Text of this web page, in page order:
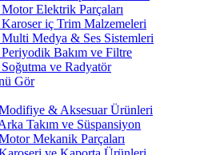
Elektrik Parçaları
iç Trim Malzemeleri
Medya & Ses Sistemleri
Bakım ve Filtre
ve Radyatör
Gör
& Aksesuar Ürünleri
Takım ve Süspansiyon
Mekanik Parçaları